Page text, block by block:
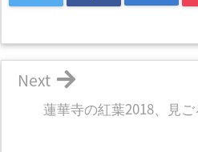
蓮華寺の紅葉2018、見
Next